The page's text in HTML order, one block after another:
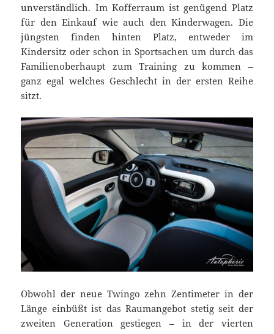
unverständlich. Im Kofferraum ist genügend Platz
für den Einkauf wie auch den Kinderwagen. Die
jüngsten finden hinten Platz, entweder im
Kindersitz oder schon in Sportsachen um durch das
Familienoberhaupt zum Training zu kommen –
ganz egal welches Geschlecht in der ersten Reihe
sitzt.
Obwohl der neue Twingo zehn Zentimeter in der
Länge einbüßt ist das Raumangebot stetig seit der
zweiten Generation gestiegen – in der vierten